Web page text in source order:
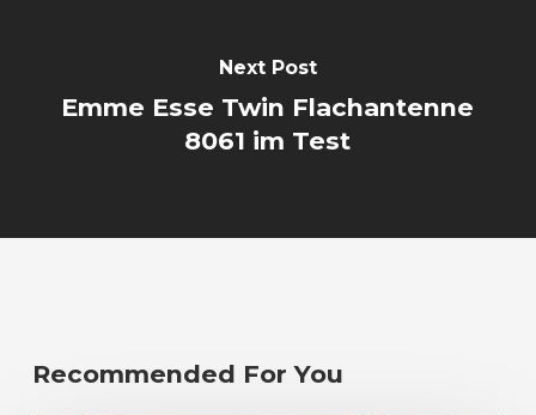
Next Post
Emme Esse Twin Flachantenne
8061 im Test
Recommended For You